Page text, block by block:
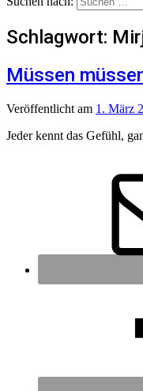
Schlagwort:
Müssen
Veröffentlicht am 1. März
Jeder kennt das Gefühl,